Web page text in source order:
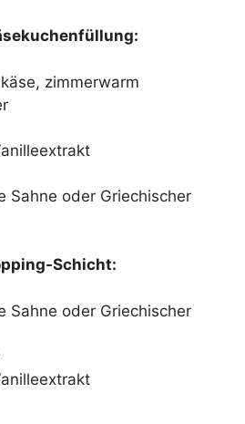
zimmerwarm
Sahne oder Griechischer
Schicht:
Sahne oder Griechischer